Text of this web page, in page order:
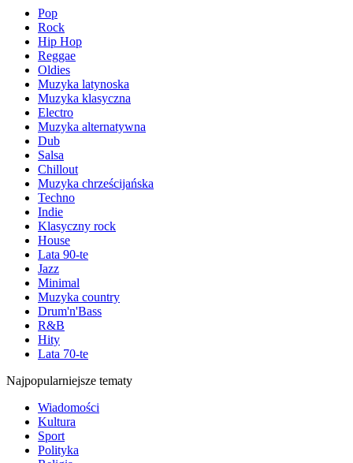
Pop
Rock
Hip Hop
Reggae
Oldies
Muzyka latynoska
Muzyka klasyczna
Electro
Muzyka alternatywna
Dub
Salsa
Chillout
Muzyka chrześcijańska
Techno
Indie
Klasyczny rock
House
Lata 90-te
Jazz
Minimal
Muzyka country
Drum'n'Bass
R&B
Hity
Lata 70-te
Najpopularniejsze tematy
Wiadomości
Kultura
Sport
Polityka